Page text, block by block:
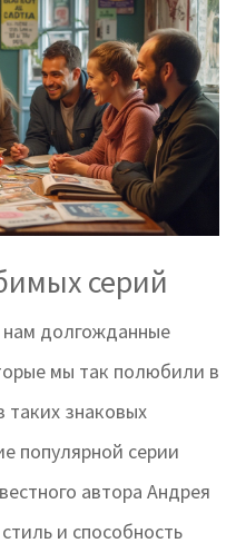
серий
долгожданные
мы так полюбили в
знаковых
популярной серии
автора Андрея
и способность